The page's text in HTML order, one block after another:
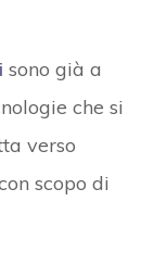
sono già a
che si
verso
scopo di